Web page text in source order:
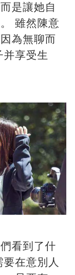
是讓她自
雖然陳意
為無聊而
享受生
看到了什
在意別人